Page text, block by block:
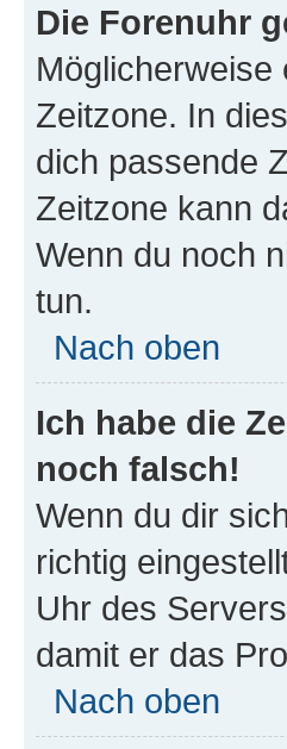
Die Forenuhr
Möglicherweise
Zeitzone. In
dich passende
Zeitzone kann
Wenn du noch
tun.
Nach oben
Ich habe die
noch falsch!
Wenn du dir
richtig
Uhr des
damit er das
Nach oben